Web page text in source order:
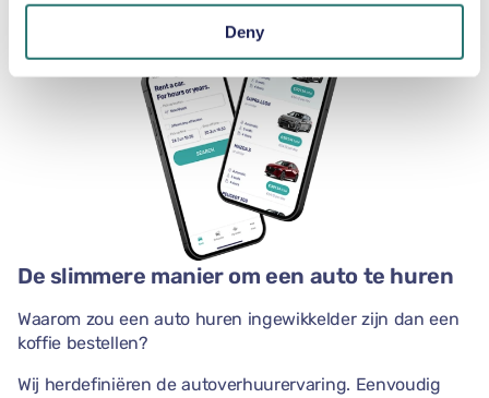
Deny
De slimmere manier om een auto te huren
Waarom zou een auto huren ingewikkelder zijn dan een
koffie bestellen?
Wij herdefiniëren de autoverhuurervaring. Eenvoudig